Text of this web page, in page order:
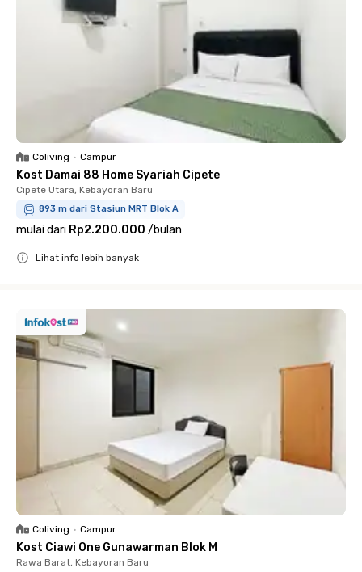
Coliving • Campur
Kost Damai 88 Home Syariah Cipete
Cipete Utara, Kebayoran Baru
893 m dari Stasiun MRT Blok A
mulai dari Rp2.200.000 /bulan
Lihat info lebih banyak
Coliving • Campur
Kost Ciawi One Gunawarman Blok M
Rawa Barat, Kebayoran Baru